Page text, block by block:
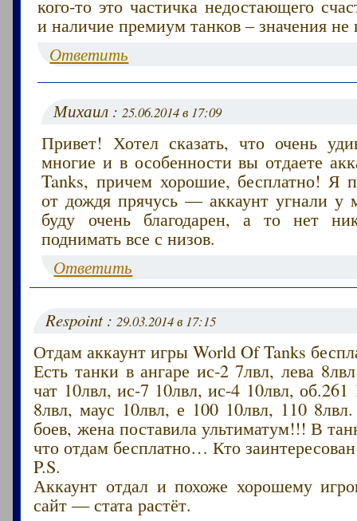
кого-то это частичка недостающего
и наличие премиум танков – значения не
Ответить
Михаил :25.06.2014 в 17:09
Привет! Хотел сказать, что очень
многие и в особенности вы отдаете
Tanks, причем хорошие, бесплатно! Я
от дождя прячусь — аккаунт угнали у
буду очень благодарен, а то нет
поднимать все с низов.
Ответить
Respoint :29.03.2014 в 17:15
Отдам аккаунт игры World Of Tanks
Есть танки в ангаре ис-2 7лвл, лева
чат 10лвл, ис-7 10лвл, ис-4 10лвл,
8лвл, маус 10лвл, е 100 10лвл, 110
боев, жена поставила ультиматум!!! В
что отдам бесплатно… Кто
P.S.
Аккаунт отдал и похоже хорошему
сайт — стата растёт.